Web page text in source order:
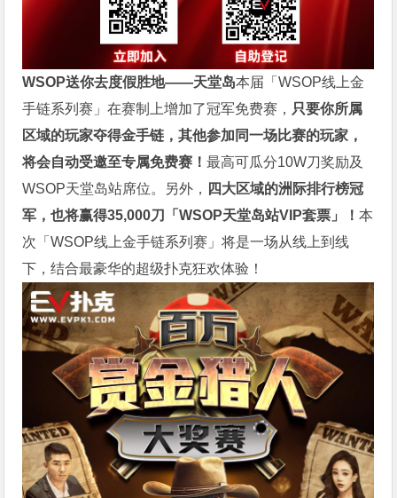
WSOP送你去度假胜地——天堂岛本届「WSOP线上金
手链系列赛」在赛制上增加了冠军免费赛， 只要你所属
区域的玩家夺得金手链，其他参加同一场比赛的玩家，
将会自动受邀至专属免费赛！最高可瓜分10W刀奖励及
WSOP天堂岛站席位。 另外， 四大区域的洲际排行榜冠
军，也将赢得35,000刀「WSOP天堂岛站VIP套票」！本
次「WSOP线上金手链系列赛」将是一场从线上到线
下，结合最豪华的超级扑克狂欢体验！